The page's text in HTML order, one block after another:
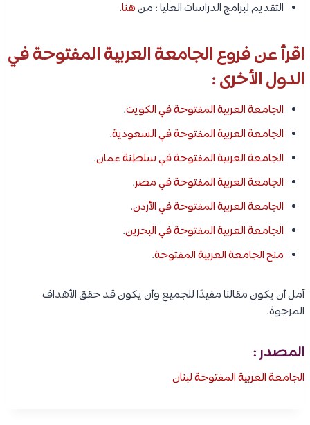
التقديم لبرامج الدراسات العليا : منهنا.
اقرأ عن فروع الجامعة العربية المفتوحة في
الدول الأخرى :
الجامعة العربية المفتوحة في الكويت.
الجامعة العربية المفتوحة في السعودية.
الجامعة العربية المفتوحة في سلطنة عمان.
الجامعة العربية المفتوحة في مصر.
الجامعة العربية المفتوحة في الأردن.
الجامعة العربية المفتوحة في البحرين.
منح الجامعة العربية المفتوحة.
آمل أن يكون مقالنا مفيدًا للجميع وأن يكون قد حقق الأهداف
المرجوة.
المصدر :
الجامعة العربية المفتوحة لبنان